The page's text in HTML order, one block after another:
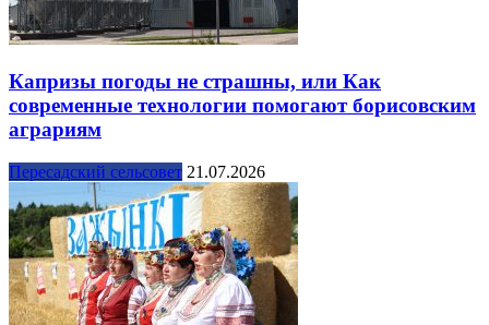
Капризы погоды не страшны, или Как
современные технологии помогают борисовским
аграриям
Пересадский сельсовет 21.07.2026